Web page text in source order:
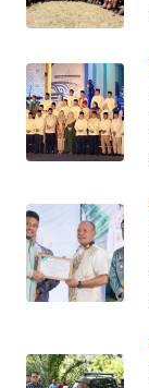
Informasi
INDEKS
BERITA
KONTAK
INFO
IKLAN